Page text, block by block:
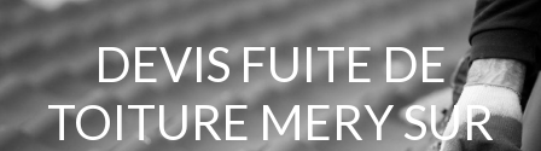
DEVIS FUITE DE
TOITURE MERY SUR